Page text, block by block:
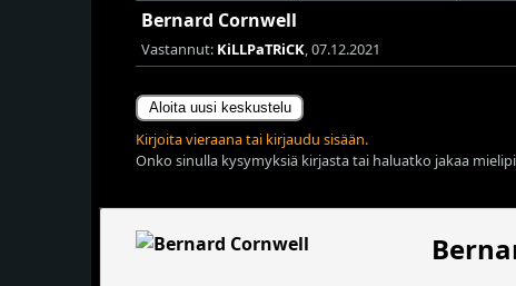
Bernard Cornwell
Vastannut: KiLLPaTRiCK, 07.12.2021
Aloita uusi keskustelu
Kirjoita vieraana tai kirjaudu sisään.
Onko sinulla kysymyksiä kirjasta tai haluatko jakaa